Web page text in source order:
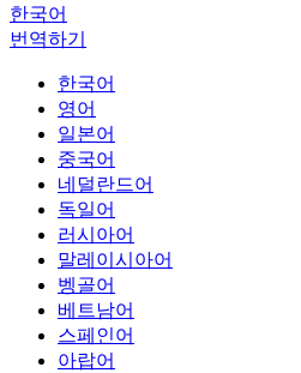
한국어
번역하기
한국어
영어
일본어
중국어
네덜란드어
독일어
러시아어
말레이시아어
벵골어
베트남어
스페인어
아랍어